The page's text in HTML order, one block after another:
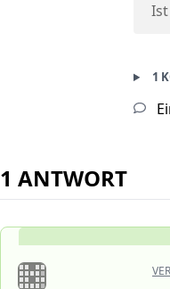
1
1 ANTWORT